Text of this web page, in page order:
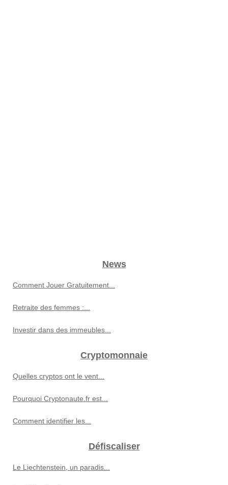
News
Comment Jouer Gratuitement...
Retraite des femmes :...
Investir dans des immeubles...
Cryptomonnaie
Quelles cryptos ont le vent...
Pourquoi Cryptonaute.fr est...
Comment identifier les...
Défiscaliser
Le Liechtenstein, un paradis...